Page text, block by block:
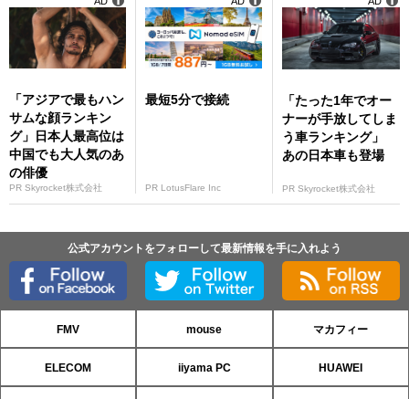
「アジアで最もハン
サムな顔ランキン
グ」日本人最高位は
中国でも大人気のあ
の俳優
PR Skyrocket株式会社
最短5分で接続
PR LotusFlare Inc
「たった1年でオー
ナーが手放してしま
う車ランキング」
あの日本車も登場
PR Skyrocket株式会社
公式アカウントをフォローして最新情報を手に入れよう
FMV mouse マカフィー
ELECOM iiyama PC HUAWEI